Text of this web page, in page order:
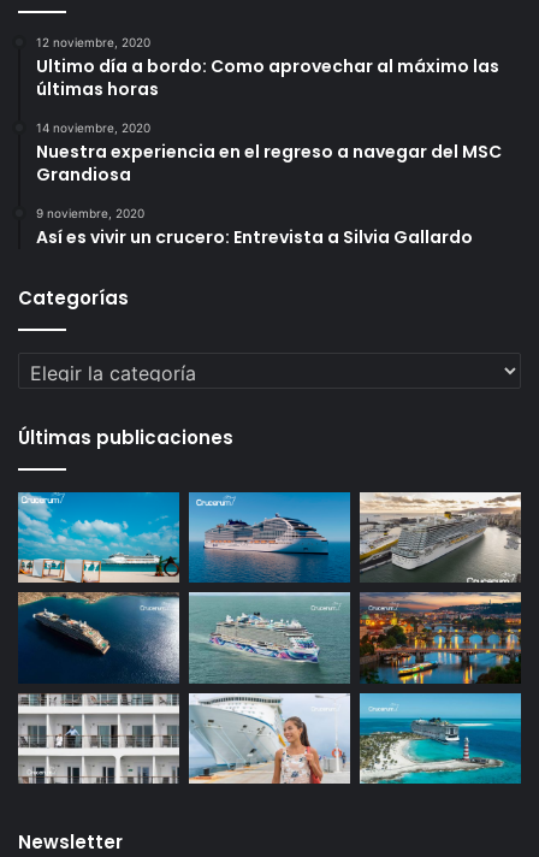
12 noviembre, 2020
Ultimo día a bordo: Como aprovechar al máximo las
últimas horas
14 noviembre, 2020
Nuestra experiencia en el regreso a navegar del MSC
Grandiosa
9 noviembre, 2020
Así es vivir un crucero: Entrevista a Silvia Gallardo
Categorías
Categorías
Últimas publicaciones
Newsletter